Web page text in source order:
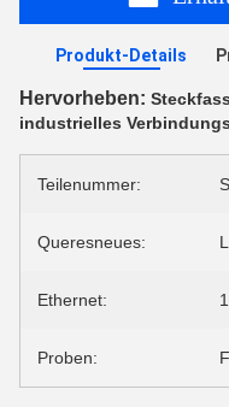
Produkt-Details
Hervorheben:
industrielles
Teilenummer:
Queresneues:
Ethernet:
Proben: